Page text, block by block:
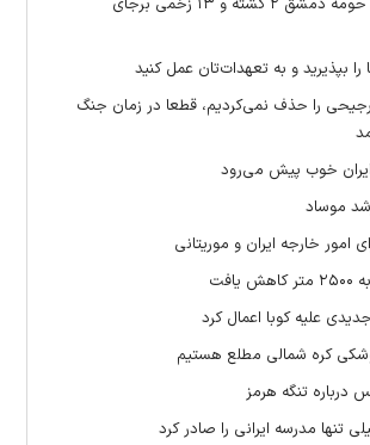
را بپذیرید و به تعهدات‌تان عمل کنید
را حذف نمی‌کردیم، قطعا در زمان جنگ
خوب پیش می‌رود
موساد
امور خارجه ایران و موریتانی
علیه کوبا اعمال کرد
کره شمالی مطلع هستیم
تنگه هرمز
تنها مدرسه ایرانی را صادر کرد